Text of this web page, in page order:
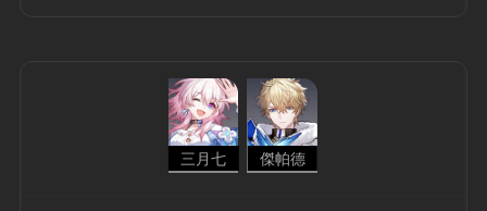
三月七 傑帕德